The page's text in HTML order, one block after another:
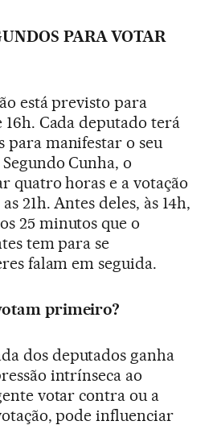
PARA VOTAR
está previsto para
Cada deputado terá
para manifestar o seu
Cunha, o
quatro horas e a votação
21h. Antes deles, às 14h,
25 minutos que o
tem para se
falam em seguida.
primeiro?
dos deputados ganha
intrínseca ao
votar contra ou a
pode influenciar